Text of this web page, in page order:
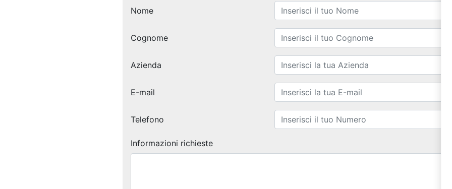
Nome
Cognome
Azienda
E-mail
Telefono
Informazioni richieste